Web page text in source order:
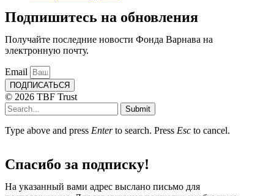
Подпишитесь на обновления
Получайте последние новости Фонда Варнава на
электронную почту.
Email
ПОДПИСАТЬСЯ
© 2026 TBF Trust
Submit
Type above and press Enterto search. Press Esc to cancel.
Спасибо за подписку!
На указанный вами адрес выслано письмо для